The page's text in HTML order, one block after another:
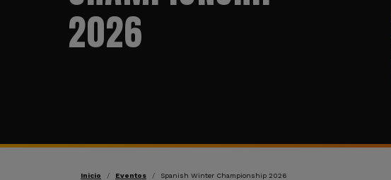
2026
Inicio Eventos Spanish Winter Championship 2026